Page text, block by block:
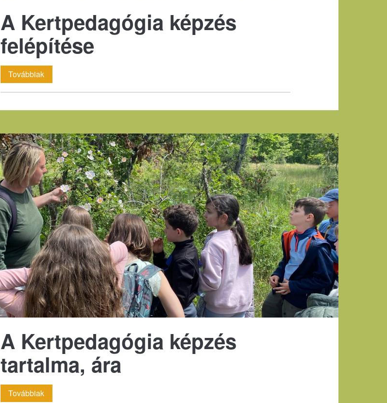
A Kertpedagógia képzés
felépítése
TovábbiakA
Kertpedagógia
képzés
A Kertpedagógia képzés
tartalma, ára
TovábbiakA